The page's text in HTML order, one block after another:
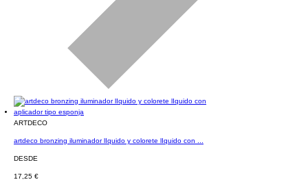
ARTDECO
artdeco bronzing iluminador lIquido y colorete lIquido con ...
DESDE
17,25 €